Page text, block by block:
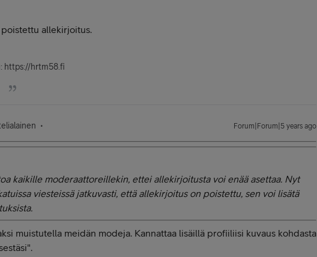
allekirjoitus.
https://hrtm58.fi
Forum|Forum|5 years ago
kaikille moderaattoreillekin, ettei allekirjoitusta voi enää asettaa. Nyt
viesteissä jatkuvasti, että allekirjoitus on poistettu, sen voi lisätä
muistutella meidän modeja. Kannattaa lisäillä profiiliisi kuvaus kohdasta